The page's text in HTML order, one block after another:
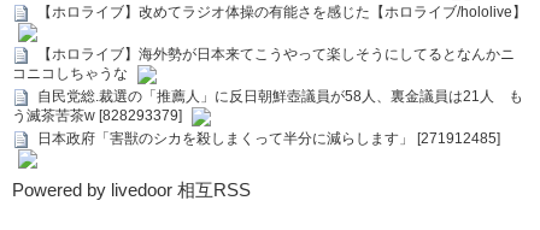
【ホロライブ】改めてラジオ体操の有能さを感じた【ホロライブ/hololive】
【ホロライブ】海外勢が日本来てこうやって楽しそうにしてるとなんかニ
コニコしちゃうな
自民党総.裁選の「推薦人」に反日朝鮮壺議員が58人、裏金議員は21人 も
う滅茶苦茶w [828293379]
日本政府「害獣のシカを殺しまくって半分に減らします」 [271912485]
Powered by livedoor 相互RSS